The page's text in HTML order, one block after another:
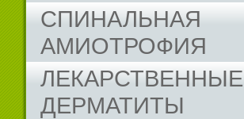
СПИНАЛЬНАЯ
АМИОТРОФИЯ
ЛЕКАРСТВЕННЫЕ
ДЕРМАТИТЫ